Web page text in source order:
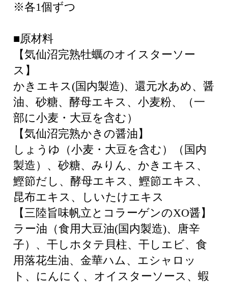
※各1個ずつ
■原材料
【気仙沼完熟牡蠣のオイスターソー
ス】
かきエキス(国内製造)、還元水あめ、醤
油、砂糖、酵母エキス、小麦粉、（一
部に小麦・大豆を含む）
【気仙沼完熟かきの醤油】
しょうゆ（小麦・大豆を含む）（国内
製造）、砂糖、みりん、かきエキス、
鰹節だし、酵母エキス、鰹節エキス、
昆布エキス、しいたけエキス
【三陸旨味帆立とコラーゲンのXO醤】
ラー油（食用大豆油(国内製造)、唐辛
子）、干しホタテ貝柱、干しエビ、食
用落花生油、金華ハム、エシャロッ
ト、にんにく、オイスターソース、蝦